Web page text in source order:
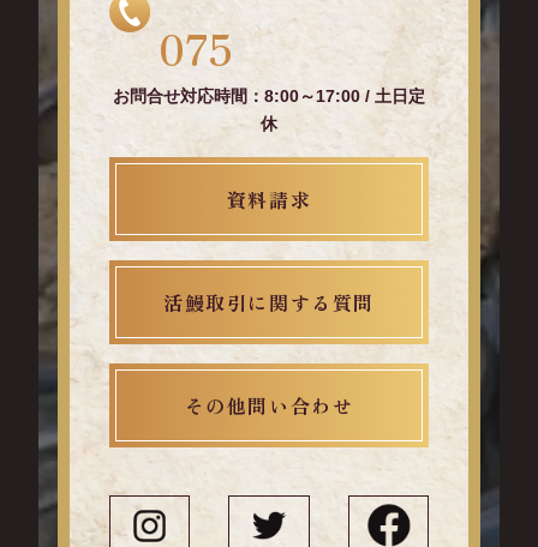
075
お問合せ対応時間：8:00～17:00 / 土日定
休
資料請求
活鰻取引に関する質問
その他問い合わせ